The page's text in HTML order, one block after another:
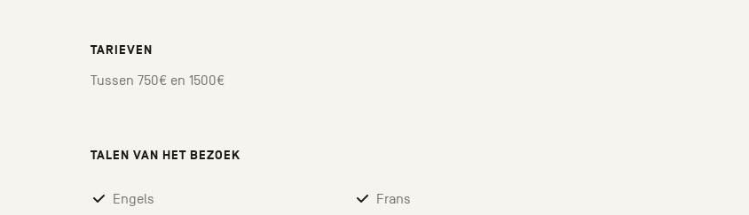
TARIEVEN
Tussen 750€ en 1500€
TALEN VAN HET BEZOEK
Engels Frans